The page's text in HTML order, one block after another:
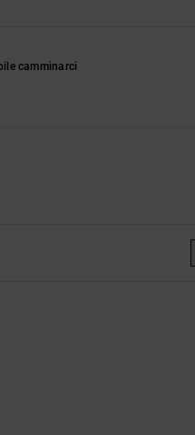
camminarci